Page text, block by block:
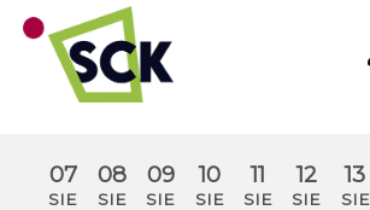
07
SIE
08
SIE
09
SIE
10
SIE
11
SIE
12
SIE
13
SIE